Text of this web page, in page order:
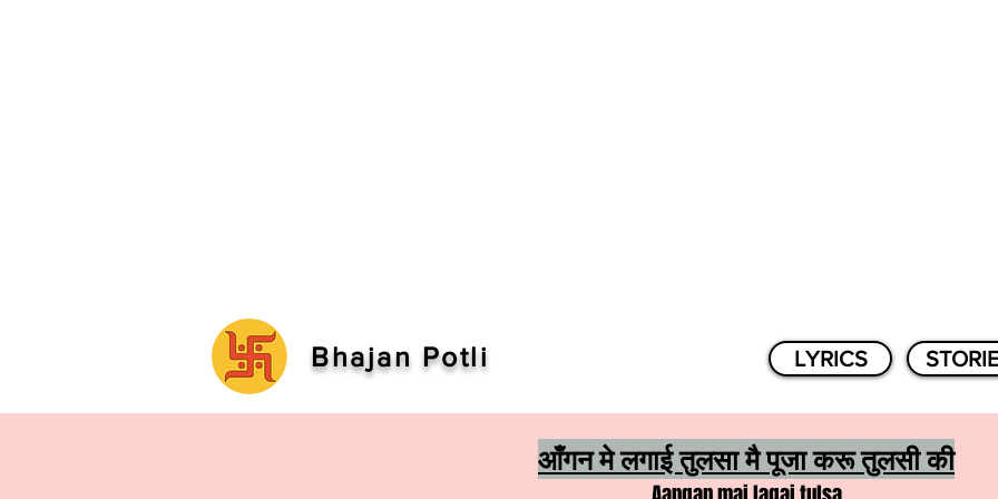
Bhajan Potli LYRICS
आँगन मे लगाई तुलसा मै पूजा करू तुलसी की